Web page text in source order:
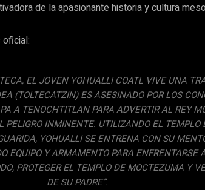
de la apasionante historia y cultura
EL JOVEN YOHUALLI COATL VIVE UNA
(TOLTECATZIN) ES ASESINADO POR LOS
A TENOCHTITLAN PARA ADVERTIR AL REY
PELIGRO INMINENTE. UTILIZANDO EL
YOHUALLI SE ENTRENA CON SU
EQUIPO Y ARMAMENTO PARA ENFRENTARSE
PROTEGER EL TEMPLO DE MOCTEZUMA Y
DE SU PADRE”.